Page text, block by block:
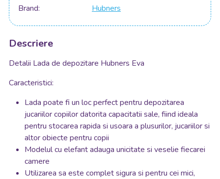
Brand Hubners
Descriere
Detalii Lada de depozitare Hubners Eva
Caracteristici:
Lada poate fi un loc perfect pentru depozitarea
jucariilor copiilor datorita capacitatii sale, fiind ideala
pentru stocarea rapida si usoara a plusurilor, jucariilor si
altor obiecte pentru copii
Modelul cu elefant adauga unicitate si veselie fiecarei
camere
Utilizarea sa este complet sigura si pentru cei mici,